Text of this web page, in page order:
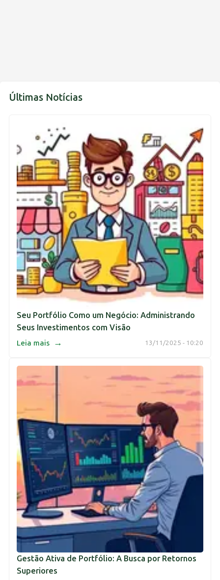
Últimas Notícias
Seu Portfólio Como um Negócio: Administrando
Seus Investimentos com Visão
13/11/2025 - 10:20
Leia mais →
Gestão Ativa de Portfólio: A Busca por Retornos
Superiores